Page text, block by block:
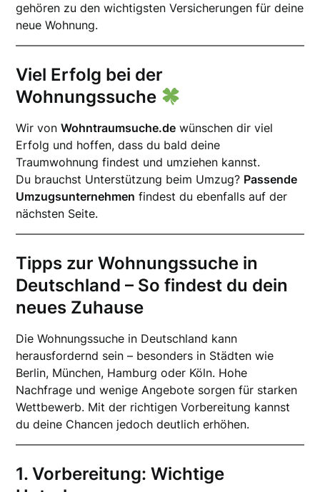
gehören zu den wichtigsten Versicherungen für deine
neue Wohnung.
Viel Erfolg bei der
Wohnungssuche
Wir vonWohntraumsuche.de wünschen dir viel
Erfolg und hoffen, dass du bald deine
Traumwohnung findest und umziehen kannst.
Du brauchst Unterstützung beim Umzug? Passende
Umzugsunternehmen findest du ebenfalls auf der
nächsten Seite.
Tipps zur Wohnungssuche in
Deutschland – So findest du dein
neues Zuhause
Die Wohnungssuche in Deutschland kann
herausfordernd sein – besonders in Städten wie
Berlin, München, Hamburg oder Köln. Hohe
Nachfrage und wenige Angebote sorgen für starken
Wettbewerb. Mit der richtigen Vorbereitung kannst
du deine Chancen jedoch deutlich erhöhen.
1. Vorbereitung: Wichtige